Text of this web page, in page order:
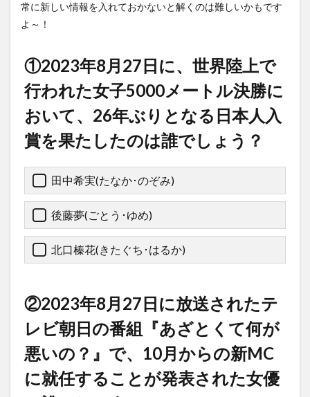
常に新しい情報を入れておかないと解くのは難しいかもです
よ～！
①2023年8月27日に、世界陸上で
行われた女子5000メートル決勝に
おいて、26年ぶりとなる日本人入
賞を果たしたのは誰でしょう？
田中希実(たなか･のぞみ)
後藤夢(ごとう･ゆめ)
北口榛花(きたぐち･はるか)
②2023年8月27日に放送されたテ
レビ朝日の番組『あざとくて何が
悪いの？』で、10月からの新MC
に就任することが発表された女優